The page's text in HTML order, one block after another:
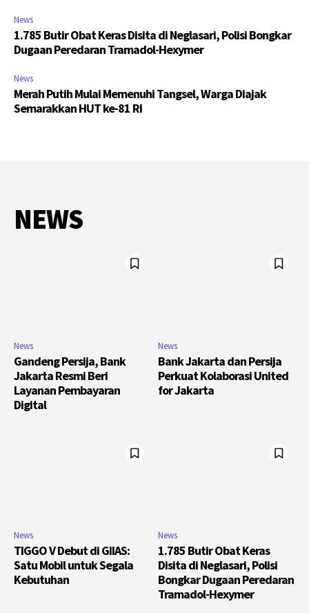
News
1.785 Butir Obat Keras Disita di Neglasari, Polisi Bongkar
Dugaan Peredaran Tramadol-Hexymer
News
Merah Putih Mulai Memenuhi Tangsel, Warga Diajak
Semarakkan HUT ke-81 RI
NEWS
News
Gandeng Persija, Bank
Jakarta Resmi Beri
Layanan Pembayaran
Digital
News
Bank Jakarta dan Persija
Perkuat Kolaborasi United
for Jakarta
News
TIGGO V Debut di GIIAS:
Satu Mobil untuk Segala
Kebutuhan
News
1.785 Butir Obat Keras
Disita di Neglasari, Polisi
Bongkar Dugaan Peredaran
Tramadol-Hexymer